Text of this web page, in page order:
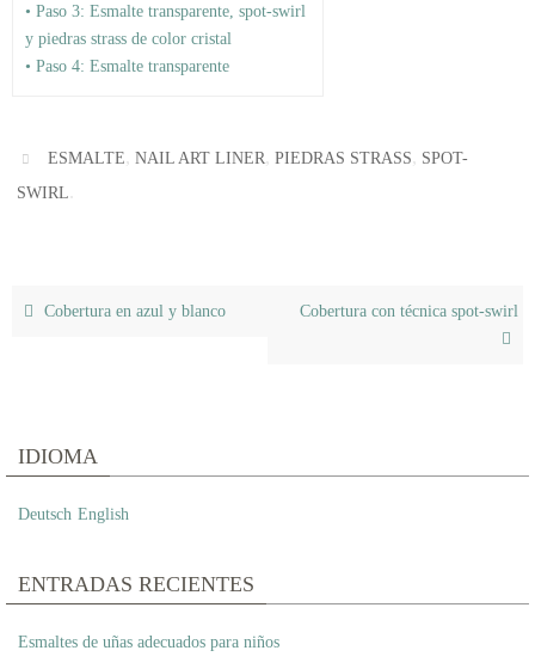
• Paso 3: Esmalte transparente, spot-swirl
y piedras strass de color cristal
• Paso 4: Esmalte transparente
ESMALTE,NAIL ART LINER,PIEDRAS STRASS, SPOT-
SWIRL
Cobertura en azul y blanco Cobertura con técnica spot-swirl
IDIOMA
Deutsch English
ENTRADAS RECIENTES
Esmaltes de uñas adecuados para niños